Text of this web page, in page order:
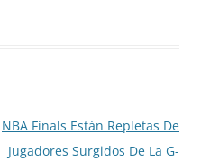
NBA Finals Están Repletas De
Jugadores Surgidos De La G-